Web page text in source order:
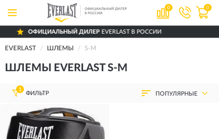
0 0
ОФИЦИАЛЬНЫЙ ДИЛЕРEVERLAST В РОССИИ
EVERLAST ШЛЕМЫ S-M
ШЛЕМЫ EVERLAST S-M
1
ФИЛЬТР ПОПУЛЯРНЫЕ